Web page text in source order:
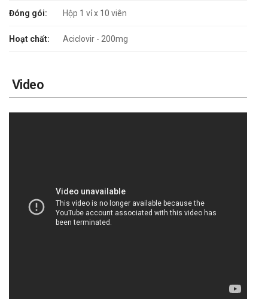
Đóng gói: Hộp 1 vỉ x 10 viên
Hoạt chất: Aciclovir - 200mg
Video